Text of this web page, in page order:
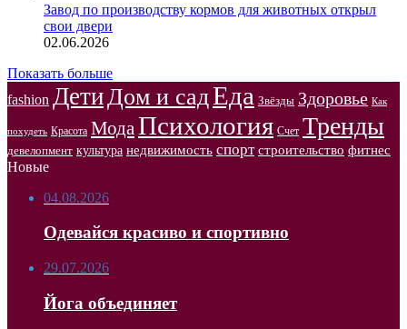
Завод по производству кормов для животных открыл
свои двери
02.06.2026
Показать больше
fashion Дети Дом и садЕда Звёзды Здоровье Как
похудеть Красота Мода Психология Счет Тренды
девелопмент культура недвижимость спорт строительство фитнес
Новые
04.08.2026
Одевайся красиво и спортивно
29.07.2026
Йога объединяет